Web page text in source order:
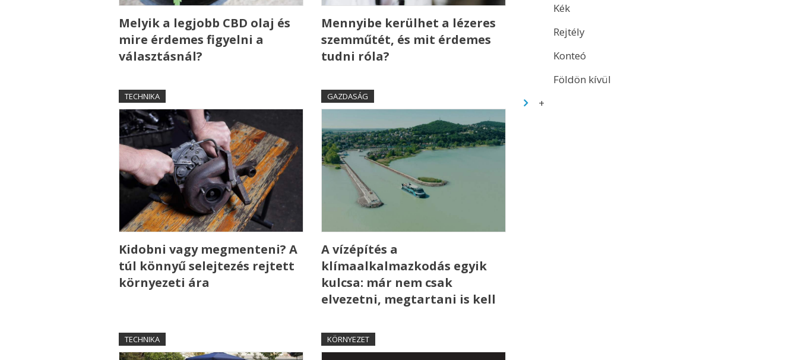
Melyik a legjobb CBD olaj és
mire érdemes figyelni a
választásnál?
Mennyibe kerülhet a lézeres
szemműtét, és mit érdemes
tudni róla?
TECHNIKA
Kidobni vagy megmenteni? A
túl könnyű selejtezés rejtett
környezeti ára
GAZDASÁG
A vízépítés a
klímaalkalmazkodás egyik
kulcsa: már nem csak
elvezetni, megtartani is kell
TECHNIKA KÖRNYEZET
Kék
Rejtély
Konteó
Földön kívül
+